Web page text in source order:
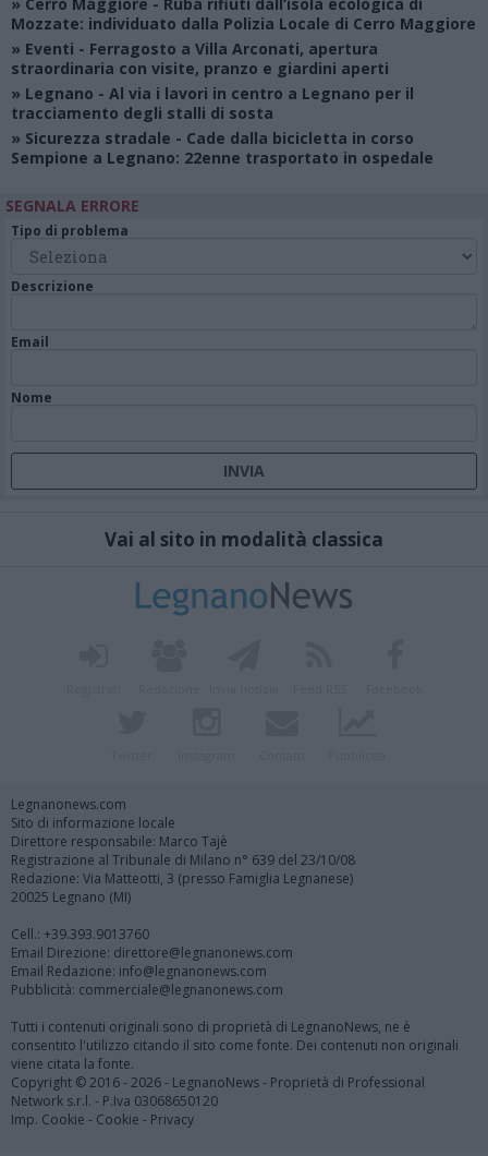
Mozzate: individuato dalla Polizia Locale di Cerro Maggiore
» Eventi - Ferragosto a Villa Arconati, apertura
straordinaria con visite, pranzo e giardini aperti
» Legnano - Al via i lavori in centro a Legnano per il
tracciamento degli stalli di sosta
» Sicurezza stradale - Cade dalla bicicletta in corso
Sempione a Legnano: 22enne trasportato in ospedale
SEGNALA ERRORE
Tipo di problema
Descrizione
Email
Nome
Vai al sito in modalità classica
Legnanonews.com
Sito di informazione locale
Direttore responsabile: Marco Tajè
Registrazione al Tribunale di Milano n° 639 del 23/10/08
Redazione: Via Matteotti, 3 (presso Famiglia Legnanese)
20025 Legnano (MI)
Cell.: +39.393.9013760
Email Direzione: direttore@legnanonews.com
Email Redazione: info@legnanonews.com
Pubblicità: commerciale@legnanonews.com
Tutti i contenuti originali sono di proprietà di LegnanoNews, ne è
consentito l'utilizzo citando il sito come fonte. Dei contenuti non originali
viene citata la fonte.
Copyright © 2016 - 2026 - LegnanoNews - Proprietà di Professional
Network s.r.l. - P.Iva 03068650120
Imp. Cookie - Cookie - Privacy